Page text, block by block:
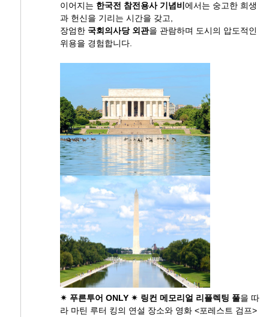
이어지는 한국전 참전용사 기념비 에서는 숭고한 희생
과 헌신을 기리는 시간을 갖고,
장엄한 국회의사당 외관을 관람하며 도시의 압도적인
위용을 경험합니다.
✴ 푸른투어 ONLY ✴ 링컨 메모리얼 리플렉팅 풀을 따
라 마틴 루터 킹의 연설 장소와 영화 <포레스트 검프>